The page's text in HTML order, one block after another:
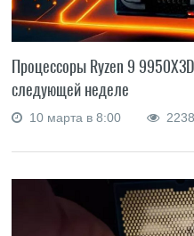
Процессоры Ryzen 9
следующей неделе
10 марта в 8:00 2238